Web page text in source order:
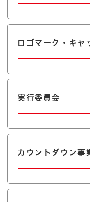
ロゴマーク・キャ
実行委員会
カウントダウン事